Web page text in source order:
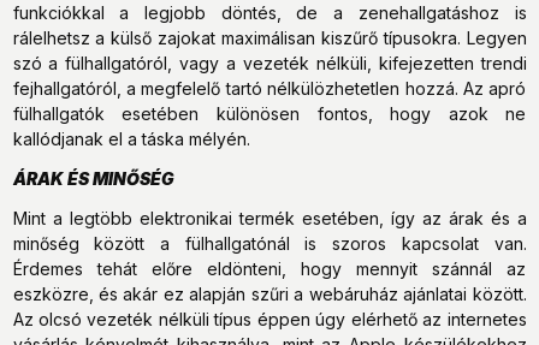
funkciókkal a legjobb döntés, de a zenehallgatáshoz is
rálelhetsz a külső zajokat maximálisan kiszűrő típusokra. Legyen
szó a fülhallgatóról, vagy a vezeték nélküli, kifejezetten trendi
fejhallgatóról, a megfelelő tartó nélkülözhetetlen hozzá. Az apró
fülhallgatók esetében különösen fontos, hogy azok ne
kallódjanak el a táska mélyén.
ÁRAK ÉS MINŐSÉG
Mint a legtöbb elektronikai termék esetében, így az árak és a
minőség között a fülhallgatónál is szoros kapcsolat van.
Érdemes tehát előre eldönteni, hogy mennyit szánnál az
eszközre, és akár ez alapján szűri a webáruház ajánlatai között.
Az olcsó vezeték nélküli típus éppen úgy elérhető az internetes